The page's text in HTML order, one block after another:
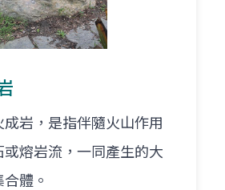
岩，是指伴隨火山作用
或熔岩流，一同產生的大
體。